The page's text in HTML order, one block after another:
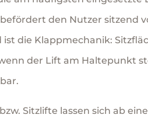
den Nutzer sitzend
die Klappmechanik:
der Lift am Haltepunkt
bzw. Sitzlifte lassen sich ab